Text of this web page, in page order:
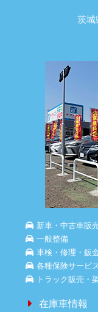
茨城
新車・中古車販
一般整備
車検・修理・鈑
各種保険サービス
トラック販売・
在庫車情報